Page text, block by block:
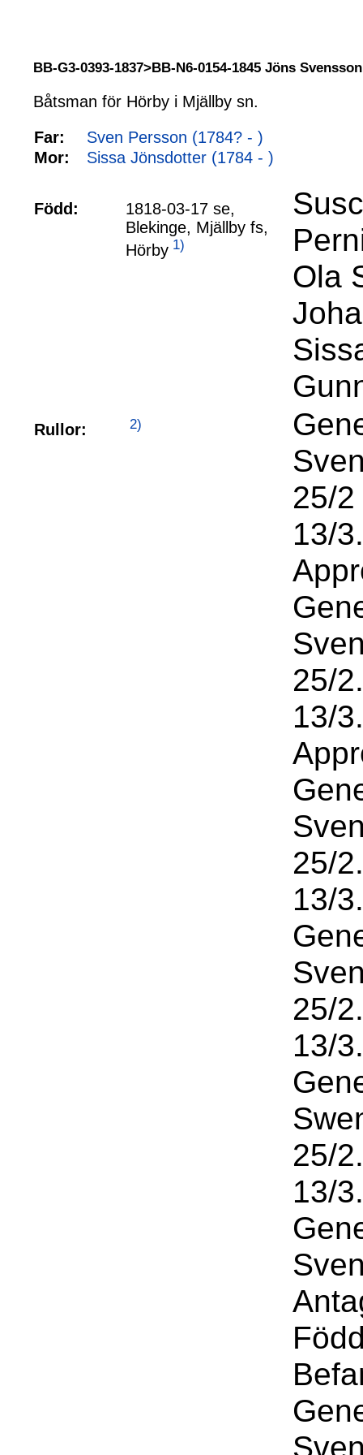
BB-G3-0393-1837>BB-N6-0154-1845 Jöns
Båtsman för Hörby i Mjällby sn.
Far:
Sven Persson (1784? - )
Mor:
Sissa Jönsdotter (1784 - )
Född:
1818-03-17 se,
Blekinge, Mjällby fs,
Hörby 1)
Ola
Rullor: 2)
25/
13/
25/
13/
25/
13/
25/
13/
25/
13/